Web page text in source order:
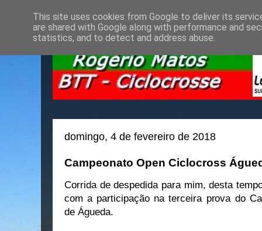
domingo, 4 de fevereiro de 2018
Campeonato Open Ciclocross
Corrida de despedida para mim, desta
com a participação na terceira prova do
de Águeda.
This site uses cookies from Google to deliver its
are shared with Google along with performance and
statistics, and to detect and address abuse.